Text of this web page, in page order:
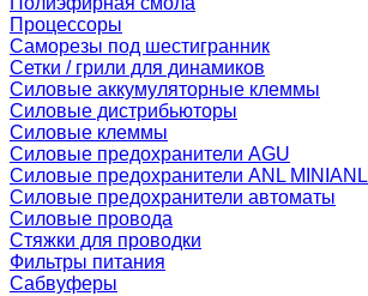
Процессоры
Саморезы под шестигранник
Сетки / грили для динамиков
Силовые аккумуляторные клеммы
Силовые дистрибьюторы
Силовые клеммы
Силовые предохранители AGU
Силовые предохранители ANL MINIANL
Силовые предохранители автоматы
Силовые провода
Стяжки для проводки
Фильтры питания
Сабвуферы